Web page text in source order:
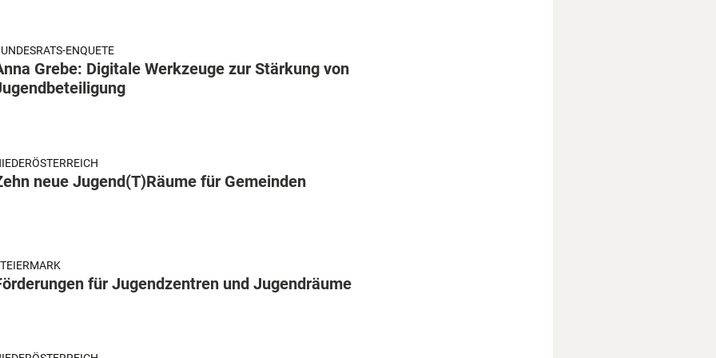
ENQUETE
Grebe: Digitale Werkzeuge zur Stärkung von
neue Jugend(T)Räume für Gemeinden
für Jugendzentren und Jugendräume